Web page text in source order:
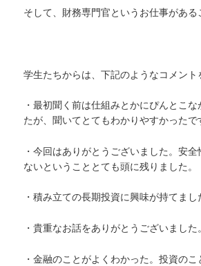
そして、財務専門官というお仕事がある
学生たちからは、下記のようなコメント
・最初聞く前は仕組みとかにぴんとこ
たが、聞いてとてもわかりやすかったで
・今回はありがとうございました。安
ないということとても頭に残りました。
・積み立ての長期投資に興味が持てまし
・貴重なお話をありがとうございました。
・金融のことがよくわかった。投資の